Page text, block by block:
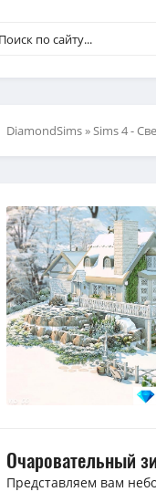
DiamondSims»Sims 4 -
Очаровательный
Представляем вам